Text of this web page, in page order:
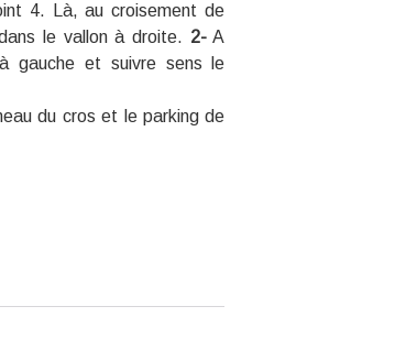
4. Là, au croisement de
le vallon à droite. 2-A
gauche et suivre sens le
du cros et le parking de